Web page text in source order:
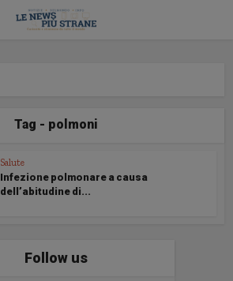
Tag - polmoni
Salute
Infezione polmonare a causa
dell’abitudine di...
Follow us